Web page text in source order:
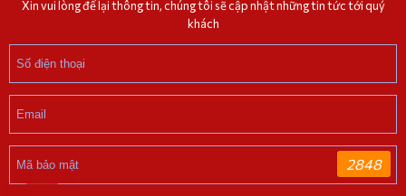
Xin vui lòng để lại thông tin, chúng tôi sẽ cập nhật những tin tức tới quý
khách
2848